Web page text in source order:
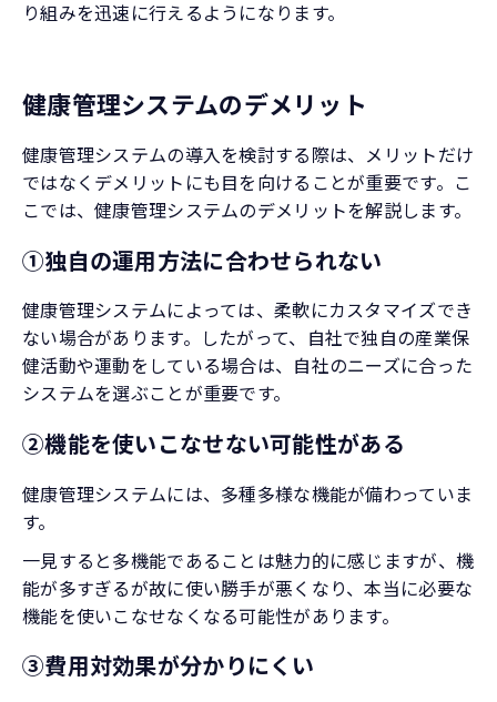
り組みを迅速に行えるようになります。
健康管理システムのデメリット
健康管理システムの導入を検討する際は、メリットだけ
ではなくデメリットにも目を向けることが重要です。こ
こでは、健康管理システムのデメリットを解説します。
①独自の運用方法に合わせられない
健康管理システムによっては、柔軟にカスタマイズでき
ない場合があります。したがって、自社で独自の産業保
健活動や運動をしている場合は、自社のニーズに合った
システムを選ぶことが重要です。
②機能を使いこなせない可能性がある
健康管理システムには、多種多様な機能が備わっていま
す。
一見すると多機能であることは魅力的に感じますが、機
能が多すぎるが故に使い勝手が悪くなり、本当に必要な
機能を使いこなせなくなる可能性があります。
③費用対効果が分かりにくい